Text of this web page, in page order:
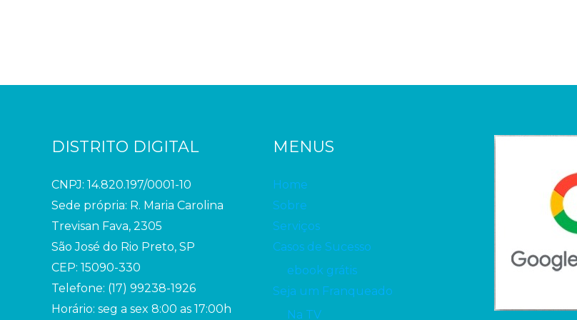
DISTRITO DIGITAL
CNPJ: 14.820.197/0001-10
Sede própria: R. Maria Carolina
Trevisan Fava, 2305
São José do Rio Preto, SP
CEP: 15090-330
Telefone: (17) 99238-1926
Horário: seg a sex 8:00 as 17:00h
MENUS
Home
Sobre
Serviços
Casos de Sucesso
ebook grátis
Seja um Franqueado
Na TV